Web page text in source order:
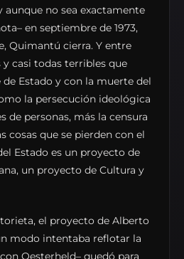
aunque no sea exactamente
en septiembre de 1973,
Quimantú cierra. Y entre
y casi todas terribles que
de Estado y con la muerte del
la persecución ideológica
de personas, más la censura
cosas que se pierden con el
Estado es un proyecto de
un proyecto de Cultura y
el proyecto de Alberto
modo intentaba reflotar la
Oesterheld– quedó para